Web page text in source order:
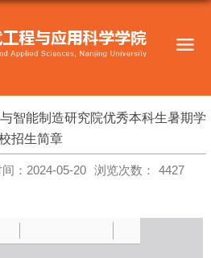
智能制造研究院优秀本科生暑期学
招生简章
：2024-05-20 浏览次数： 4427